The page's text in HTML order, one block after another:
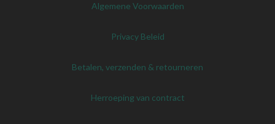
Algemene Voorwaarden
Privacy Beleid
Betalen, verzenden & retourneren
Herroeping van contract